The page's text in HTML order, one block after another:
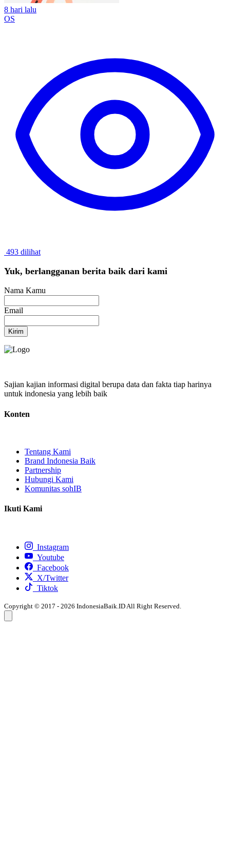
8 hari lalu
OS
493 dilihat
Yuk, berlangganan berita baik dari kami
Nama Kamu
Email
Kirim
Sajian kajian informasi digital berupa data dan fakta tiap harinya
untuk indonesia yang lebih baik
Konten
Tentang Kami
Brand Indonesia Baik
Partnership
Hubungi Kami
Komunitas sohIB
Ikuti Kami
Instagram
Youtube
Facebook
X/Twitter
Tiktok
Copyright © 2017 - 2026 IndonesiaBaik.ID All Right Reserved.